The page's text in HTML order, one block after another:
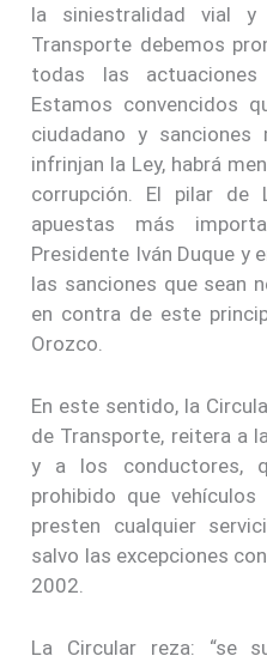
la siniestralidad vial
Transporte debemos
todas las
Estamos convencidos
ciudadano y
infrinjan la Ley, habrá
corrupción. El pilar de
apuestas más
Presidente Iván Duque y
las sanciones que sean
en contra de este
Orozco.
En este sentido, la
de Transporte, reitera a
y a los conductores,
prohibido que
presten cualquier
salvo las excepciones
2002.
La Circular reza: “se